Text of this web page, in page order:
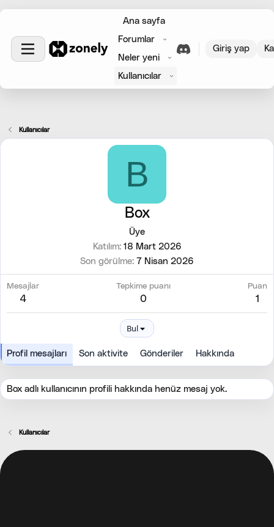
Ana sayfa
Forumlar
Neler yeni
Kullanıcılar
Giriş yap
Kullanıcılar
B
Box
Üye
Katılım 18 Mart 2026
Son görülme 7 Nisan 2026
Mesajlar
4
Tepkime puanı
0
Puan
1
Bul
Profil mesajları Son aktivite Gönderiler Hakkında
Box adlı kullanıcının profili hakkında henüz mesaj yok.
Kullanıcılar